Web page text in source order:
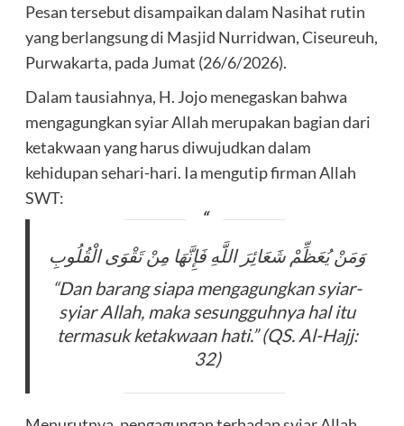
Pesan tersebut disampaikan dalam Nasihat rutin
yang berlangsung di Masjid Nurridwan, Ciseureuh,
Purwakarta, pada Jumat (26/6/2026).
Dalam tausiahnya, H. Jojo menegaskan bahwa
mengagungkan syiar Allah merupakan bagian dari
ketakwaan yang harus diwujudkan dalam
kehidupan sehari-hari. Ia mengutip firman Allah
SWT:
وَمَنْ يُعَظِّمْ شَعَائِرَ اللَّهِ فَإِنَّهَا مِنْ تَقْوَى الْقُلُوبِ
“Dan barang siapa mengagungkan syiar-
syiar Allah, maka sesungguhnya hal itu
termasuk ketakwaan hati.” (QS. Al-Hajj:
32)